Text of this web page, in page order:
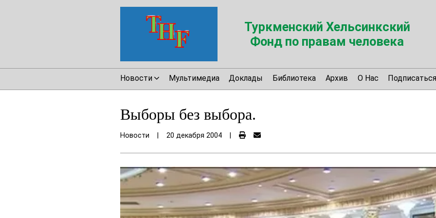
Туркменский Хельсинкский
Фонд по правам человека
Новости Мультимедиа Доклады Библиотека Архив О Нас
Выборы без выбора.
Новости 20 декабря 2004